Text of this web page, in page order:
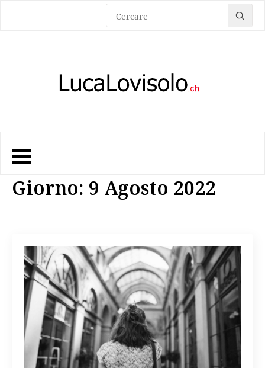
for:
Giorno: 9 Agosto 2022